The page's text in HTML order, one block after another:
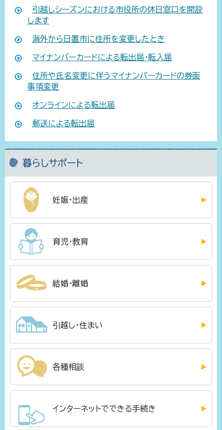
引越しシーズンにおける市役所の休日窓口を開設
します
海外から日置市に住所を変更したとき
マイナンバーカードによる転出届・転入届
住所や氏名変更に伴うマイナンバーカードの券面
事項変更
オンラインによる転出届
郵送による転出届
暮らしサポート
妊娠・出産
育児・教育
結婚・離婚
引越し・住まい
各種相談
インターネットでできる手続き